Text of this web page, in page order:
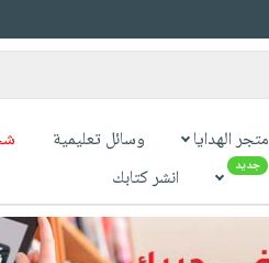
متجر الهدايا وسائل تعليمية
جديد انشر كتابك